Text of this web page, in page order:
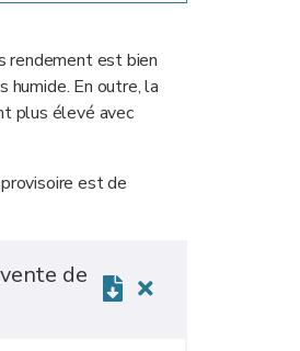
rendement est bien
humide. En outre, la
plus élevé avec
est de
de